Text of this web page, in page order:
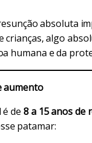
absoluta
algo
humana e da
aumento
de 8 a 15 anos de
patamar: